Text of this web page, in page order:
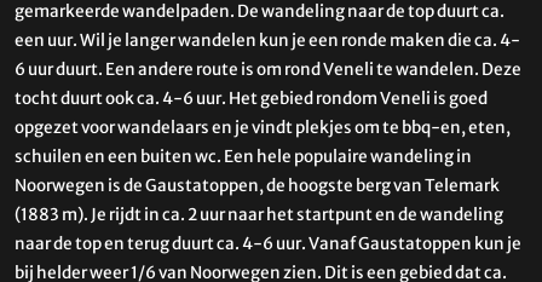
gemarkeerde wandelpaden. De wandeling naar de top duurt ca.
een uur. Wil je langer wandelen kun je een ronde maken die ca. 4-
6 uur duurt. Een andere route is om rond Veneli te wandelen. Deze
tocht duurt ook ca. 4-6 uur. Het gebied rondom Veneli is goed
opgezet voor wandelaars en je vindt plekjes om te bbq-en, eten,
schuilen en een buiten wc. Een hele populaire wandeling in
Noorwegen is de Gaustatoppen, de hoogste berg van Telemark
(1883 m). Je rijdt in ca. 2 uur naar het startpunt en de wandeling
naar de top en terug duurt ca. 4-6 uur. Vanaf Gaustatoppen kun je
bij helder weer 1/6 van Noorwegen zien. Dit is een gebied dat ca.